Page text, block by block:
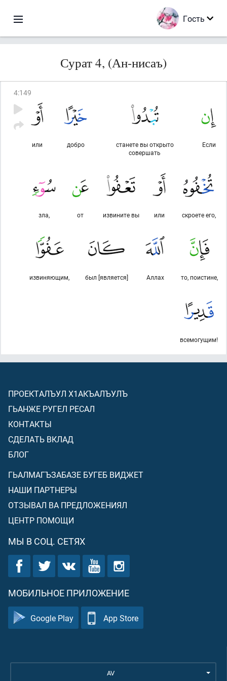
Гость
Сурат 4, (Ан-нисаъ)
4:149
Если
станете вы открыто
совершать
добро
или
скроете его,
или
извините вы
от
зла,
то, поистине,
Аллах
был [является]
извиняющим,
всемогущим!
ПРОЕКТАЛЪУЛ Х1АКЪАЛЪУЛЪ
ГЬАНЖЕ РУГЕЛ РЕСАЛ
КОНТАКТЫ
СДЕЛАТЬ ВКЛАД
БЛОГ
ГЬАЛМАГЪЗАБАЗЕ БУГЕБ ВИДЖЕТ
НАШИ ПАРТНЕРЫ
ОТЗЫВАЛ ВА ПРЕДЛОЖЕНИЯЛ
ЦЕНТР ПОМОЩИ
МЫ В СОЦ. СЕТЯХ
МОБИЛЬНОЕ ПРИЛОЖЕНИЕ
Google Play App Store
AV